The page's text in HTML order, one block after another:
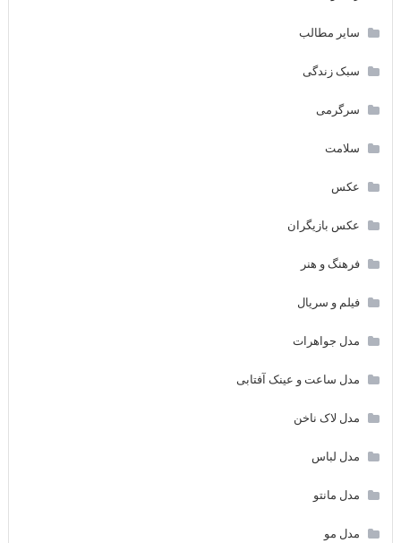
سایر مطالب
سبک زندگی
سرگرمی
سلامت
عکس
عکس بازیگران
فرهنگ و هنر
فیلم و سریال
مدل جواهرات
مدل ساعت و عینک آفتابی
مدل لاک ناخن
مدل لباس
مدل مانتو
مدل مو